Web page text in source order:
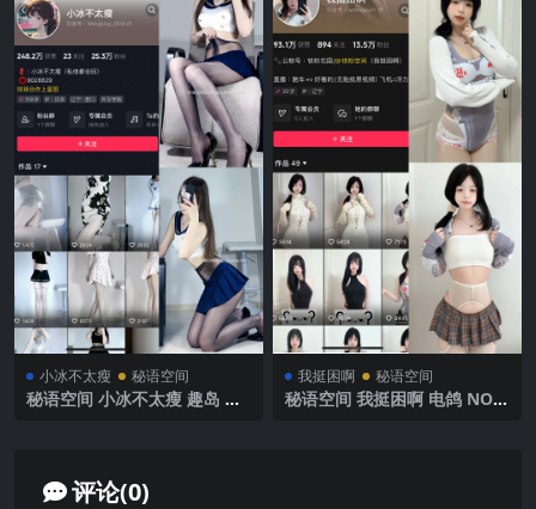
小冰不太瘦 秘语空间
秘语空间 小冰不太瘦 趣岛 N
我挺困啊 秘语空间
秘语空间 我挺困啊 电鸽 NO.0
评论(0)